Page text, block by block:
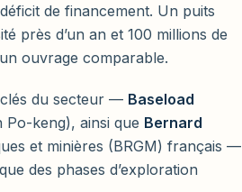
de financement. Un puits
près d’un an et 100 millions de
ouvrage comparable.
clés du secteur — Baseload
Po-keng), ainsi que Bernard
et minières (BRGM) français —
des phases d’exploration